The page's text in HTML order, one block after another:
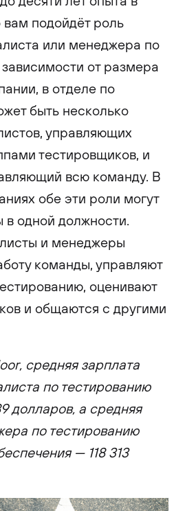
вам подойдёт роль
или менеджера по
от размера
в отделе по
быть несколько
управляющих
тестировщиков, и
всю команду. В
обе эти роли могут
в одной должности.
и менеджеры
команды, управляют
оценивают
и общаются с другими
средняя зарплата
по тестированию
долларов, а средняя
по тестированию
— 118 313